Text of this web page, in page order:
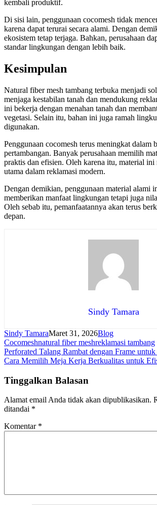
kembali produktif.
Di sisi lain, penggunaan cocomesh tidak
karena dapat terurai secara alami. Dengan
ekosistem tetap terjaga. Bahkan, perusahaan
standar lingkungan dengan lebih baik.
Kesimpulan
Natural fiber mesh tambang terbuka menjadi
menjaga kestabilan tanah dan mendukung
ini bekerja dengan menahan tanah dan
vegetasi. Selain itu, bahan ini juga ramah
digunakan.
Penggunaan cocomesh terus meningkat dalam
pertambangan. Banyak perusahaan memilih
praktis dan efisien. Oleh karena itu, material
utama dalam reklamasi modern.
Dengan demikian, penggunaan material alami
memberikan manfaat lingkungan tetapi juga
Oleh sebab itu, pemanfaatannya akan terus
depan.
Sindy Tamara
Sindy TamaraMaret 31, 2026Blog
Cocomeshnatural fiber meshreklamasi tambang
Navigasi
pos
Perforated Talang Rambat dengan Frame
Cara Memilih Meja Kerja Berkualitas untuk
Tinggalkan Balasan
Alamat email Anda tidak akan dipublikasikan.
ditandai *
Komentar *